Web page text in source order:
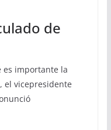
de
es importante la
el vicepresidente